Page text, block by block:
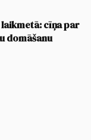
cīņa par
domāšanu